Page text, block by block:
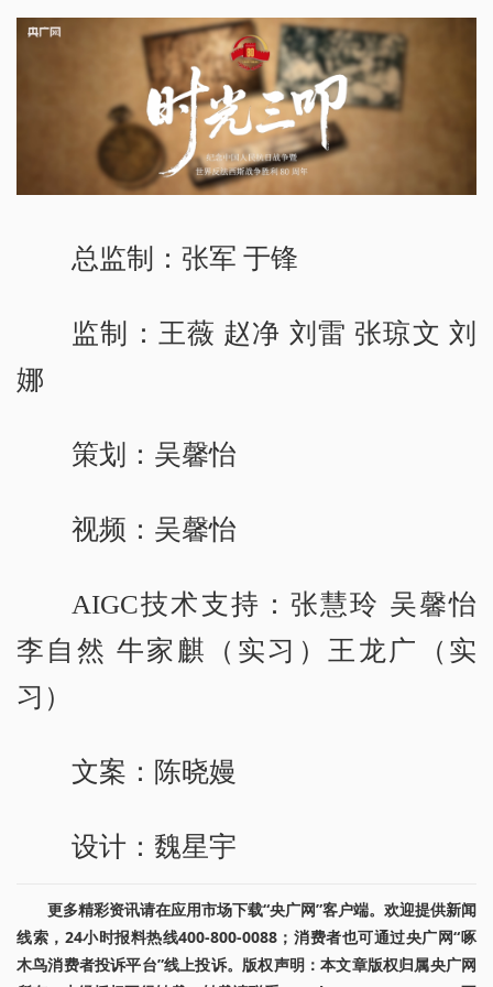
总监制：张军 于锋
监制：王薇 赵净 刘雷 张琼文 刘
娜
策划：吴馨怡
视频：吴馨怡
AIGC技术支持：张慧玲 吴馨怡
李自然 牛家麒（实习）王龙广（实
习）
文案：陈晓嫚
设计：魏星宇
更多精彩资讯请在应用市场下载“央广网”客户端。欢迎提供新闻
线索，24小时报料热线400-800-0088；消费者也可通过央广网“啄
木鸟消费者投诉平台”线上投诉。版权声明：本文章版权归属央广网